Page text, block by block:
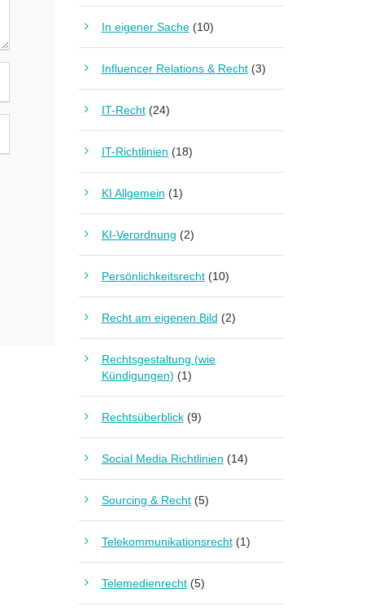
In eigener Sache(10)
Influencer Relations & Recht(3)
IT-Recht(24)
IT-Richtlinien (18)
KI Allgemein (1)
KI-Verordnung (2)
Persönlichkeitsrecht(10)
Recht am eigenen Bild (2)
Rechtsgestaltung (wie
Kündigungen) (1)
Rechtsüberblick(9)
Social Media Richtlinien (14)
Sourcing & Recht(5)
Telekommunikationsrecht(1)
Telemedienrecht(5)